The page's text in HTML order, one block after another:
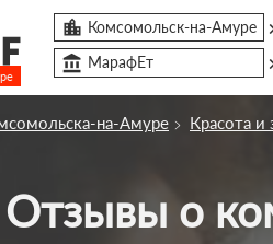
 Комсомольск-на-Амуре
account_balance МарафЕт
на-Амуре Красота и
Отзывы о компании МарафЕт в Комсомольске-на-